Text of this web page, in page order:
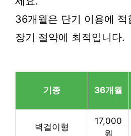
36개월은 단기 이용에
장기 절약에 최적입니다.
기종 36개월
벽걸이형
17,000
원